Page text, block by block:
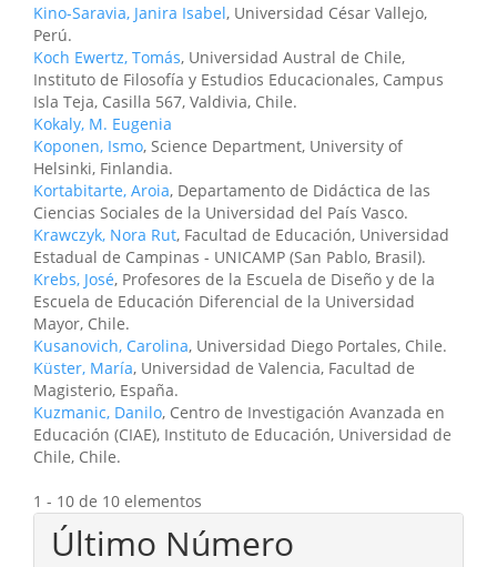
Kino-Saravia, Janira Isabel, Universidad César Vallejo,
Perú.
Koch Ewertz, Tomás, Universidad Austral de Chile,
Instituto de Filosofía y Estudios Educacionales, Campus
Isla Teja, Casilla 567, Valdivia, Chile.
Kokaly, M. Eugenia
Koponen, Ismo, Science Department, University of
Helsinki, Finlandia.
Kortabitarte, Aroia, Departamento de Didáctica de las
Ciencias Sociales de la Universidad del País Vasco.
Krawczyk, Nora Rut, Facultad de Educación, Universidad
Estadual de Campinas - UNICAMP (San Pablo, Brasil).
Krebs, José, Profesores de la Escuela de Diseño y de la
Escuela de Educación Diferencial de la Universidad
Mayor, Chile.
Kusanovich, Carolina, Universidad Diego Portales, Chile.
Küster, María, Universidad de Valencia, Facultad de
Magisterio, España.
Kuzmanic, Danilo, Centro de Investigación Avanzada en
Educación (CIAE), Instituto de Educación, Universidad de
Chile, Chile.
1 - 10 de 10 elementos
Último Número